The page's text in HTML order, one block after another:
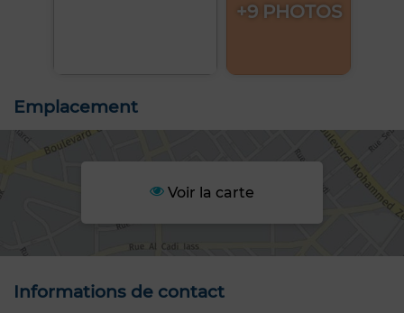
+9 PHOTOS
Emplacement
Voir la carte
Informations de contact